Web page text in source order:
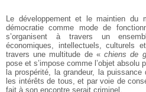
Le développement et le maintien du
démocratie comme mode de
s’organisent à travers un
économiques, intellectuels, culturels
travers une multitude de «chiens de
pose et s’impose comme l’objet
la prospérité, la grandeur, la
les intérêts de tous, et par voie de
fait à son encontre serait criminel.